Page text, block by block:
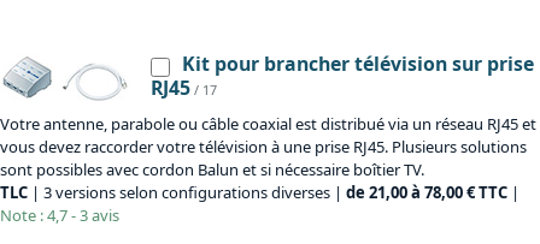
Kit pour brancher télévision sur prise
RJ45 / 17
Votre antenne, parabole ou câble coaxial est distribué via un réseau RJ45 et
vous devez raccorder votre télévision à une prise RJ45. Plusieurs solutions
sont possibles avec cordon Balun et si nécessaire boîtier TV.
TLC | 3 versions selon configurations diverses | de 21,00 à 78,00 € TTC |
Note : 4,7 - 3 avis